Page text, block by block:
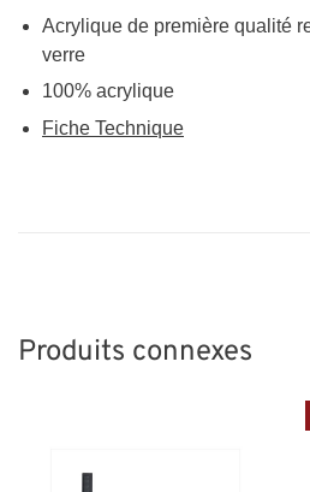
Acrylique de première qualité
verre
100% acrylique
Fiche Technique
Produits connexes